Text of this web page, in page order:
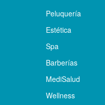
Peluquería
Estética
Spa
Barberías
MediSalud
Wellness